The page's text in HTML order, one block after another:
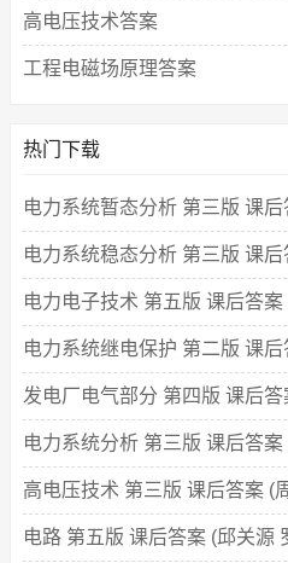
高电压技术答案
工程电磁场原理答案
热门下载
电力系统暂态分析 第三版 课
电力系统稳态分析 第三版 课
电力电子技术 第五版 课后答
电力系统继电保护 第二版 课
发电厂电气部分 第四版 课后
电力系统分析 第三版 课后答
高电压技术 第三版 课后答案 (
电路 第五版 课后答案 (邱关源